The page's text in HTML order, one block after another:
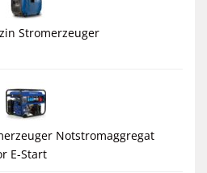
Stromerzeuger
Notstromaggregat
E-Start